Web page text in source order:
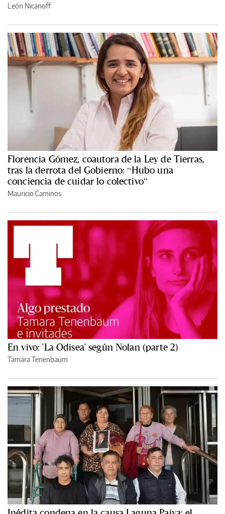
León Nicanoff
Florencia Gómez, coautora de la Ley de Tierras,
tras la derrota del Gobierno: “Hubo una
conciencia de cuidar lo colectivo”
Mauricio Caminos
En vivo: 'La Odisea' según Nolan (parte 2)
Tamara Tenenbaum